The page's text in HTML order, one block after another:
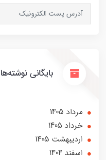
بایگانی نوشته‌ها
مرداد 1405
خرداد 1405
ارديبهشت 1405
اسفند 1404